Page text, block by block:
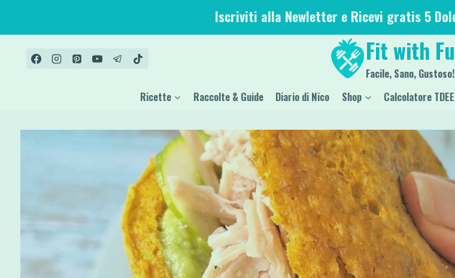
contenuto
Iscriviti alla Newletter e Ricevi gratis 5
Fit with
Facile, Sano, Gustoso!
Ricette Raccolte & Guide Diario di Nico Shop Calcolatore